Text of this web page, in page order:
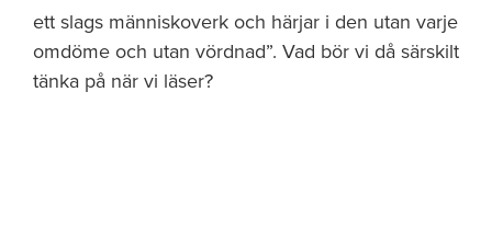
ett slags människoverk och härjar i den utan varje
omdöme och utan vördnad”. Vad bör vi då särskilt
tänka på när vi läser?